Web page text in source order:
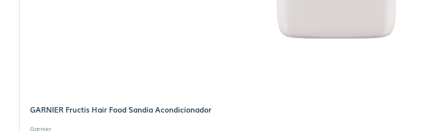
GARNIER Fructis Hair Food Sandia Acondicionador
Garnier